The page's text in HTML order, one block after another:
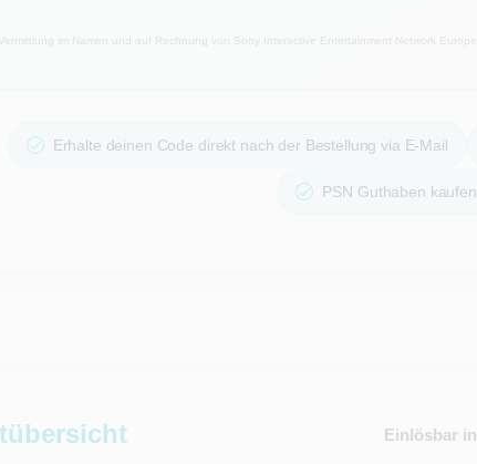
Vermittlung im Namen und auf Rechnung von Sony Interactive Entertainment Network
Erhalte deinen Code direkt nach der Bestellung via E-Mail
PSN Guthaben
Einlösbar